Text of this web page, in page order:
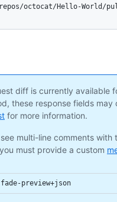
octocat/Hello-World/
public class Connection
images/error/
diff is currently available
these response fields may
for more information.
multi-line comments with
must provide a custom
preview+json